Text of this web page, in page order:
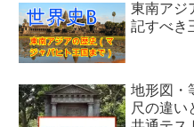
東南アジ
記すべき
地形図・
尺の違い